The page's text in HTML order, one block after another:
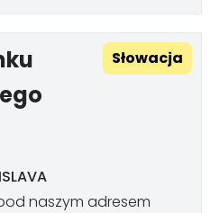
Słowacja
naszym adresem